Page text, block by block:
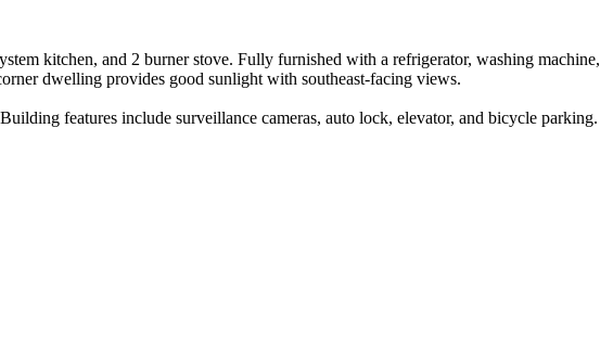
kitchen, and 2 burner stove. Fully furnished with a refrigerator, washing machine,
dwelling provides good sunlight with southeast-facing views.
features include surveillance cameras, auto lock, elevator, and bicycle parking.